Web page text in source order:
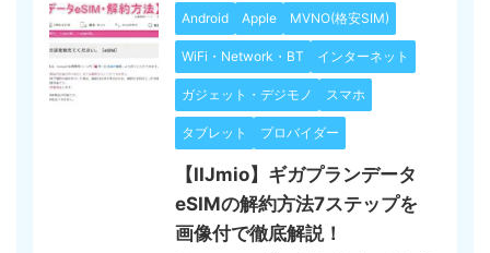
Android Apple MVNO(格安SIM)
WiFi・Network・BT インターネット
ガジェット・デジモノ スマホ
タブレット プロバイダー
【IIJmio】ギガプランデータ
eSIMの解約方法7ステップを
画像付で徹底解説！